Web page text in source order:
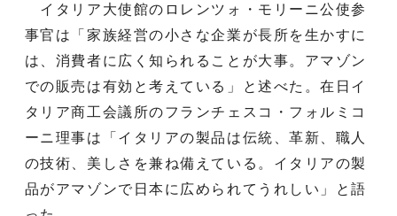
イタリア大使館のロレンツォ・モリーニ公使参
事官は「家族経営の小さな企業が長所を生かすに
は、消費者に広く知られることが大事。アマゾン
での販売は有効と考えている」と述べた。在日イ
タリア商工会議所のフランチェスコ・フォルミコ
ーニ理事は「イタリアの製品は伝統、革新、職人
の技術、美しさを兼ね備えている。イタリアの製
品がアマゾンで日本に広められてうれしい」と語